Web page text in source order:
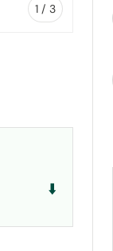
1 /de
3
⬇️